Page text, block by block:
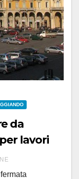
da
lavori